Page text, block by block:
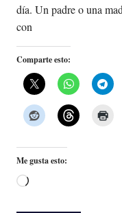
día. Un padre o una
con
Comparte esto:
Me gusta esto:
Cargando...